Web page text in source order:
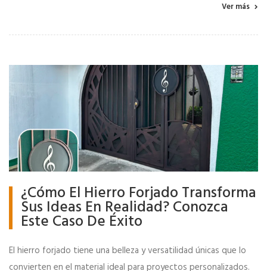
Ver más
¿Cómo El Hierro Forjado Transforma
Sus Ideas En Realidad? Conozca
Este Caso De Éxito
El hierro forjado tiene una belleza y versatilidad únicas que lo
convierten en el material ideal para proyectos personalizados.